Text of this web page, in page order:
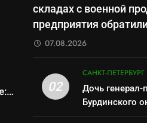
складах с военной
предприятия
07.08.2026
02
САНКТ-
Дочь генерал-
Бурдинского